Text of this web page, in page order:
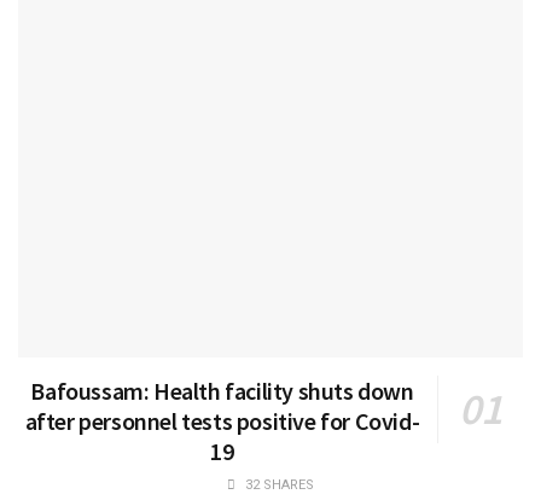
Bafoussam: Health facility shuts down
after personnel tests positive for Covid-
19
32 SHARES